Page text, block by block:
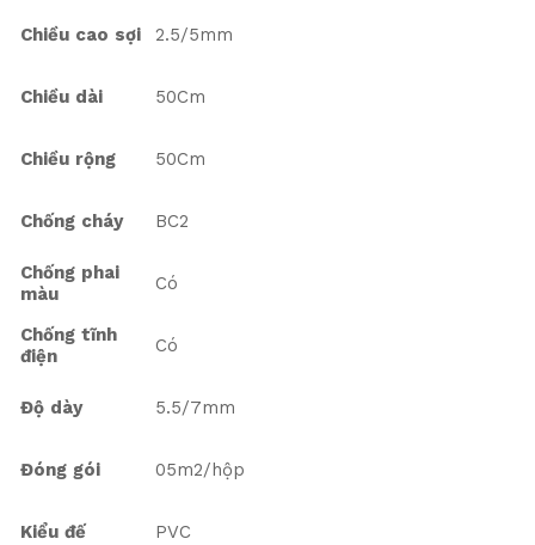
Chiều cao sợi 2.5/5mm
Chiều dài 50Cm
Chiều rộng 50Cm
Chống cháy BC2
Chống phai
màu
Có
Chống tĩnh
điện
Có
Độ dày 5.5/7mm
Đóng gói 05m2/hộp
Kiểu đế PVC